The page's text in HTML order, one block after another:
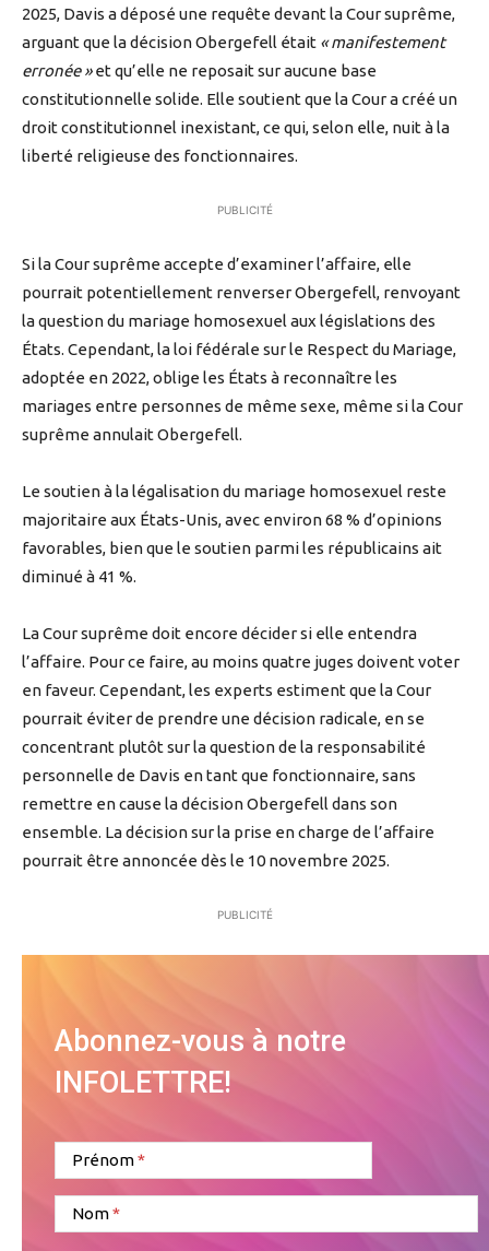
2025, Davis a déposé une requête devant la Cour suprême,
arguant que la décision Obergefell était « manifestement
erronée »et qu’elle ne reposait sur aucune base
constitutionnelle solide. Elle soutient que la Cour a créé un
droit constitutionnel inexistant, ce qui, selon elle, nuit à la
liberté religieuse des fonctionnaires.
PUBLICITÉ
Si la Cour suprême accepte d’examiner l’affaire, elle
pourrait potentiellement renverser Obergefell, renvoyant
la question du mariage homosexuel aux législations des
États. Cependant, la loi fédérale sur le Respect du Mariage,
adoptée en 2022, oblige les États à reconnaître les
mariages entre personnes de même sexe, même si la Cour
suprême annulait Obergefell.
Le soutien à la légalisation du mariage homosexuel reste
majoritaire aux États-Unis, avec environ 68 % d’opinions
favorables, bien que le soutien parmi les républicains ait
diminué à 41 %.
La Cour suprême doit encore décider si elle entendra
l’affaire. Pour ce faire, au moins quatre juges doivent voter
en faveur. Cependant, les experts estiment que la Cour
pourrait éviter de prendre une décision radicale, en se
concentrant plutôt sur la question de la responsabilité
personnelle de Davis en tant que fonctionnaire, sans
remettre en cause la décision Obergefell dans son
ensemble. La décision sur la prise en charge de l’affaire
pourrait être annoncée dès le 10 novembre 2025.
PUBLICITÉ
Abonnez-vous à notre
INFOLETTRE!
Prénom
Nom